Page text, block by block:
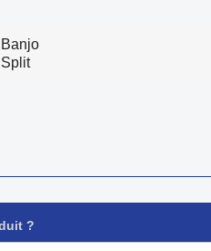
Banjo
Split
?